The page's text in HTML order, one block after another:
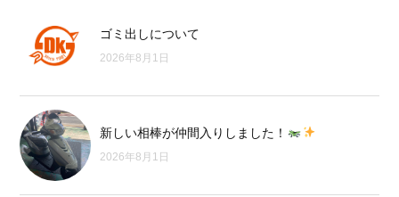
ゴミ出しについて
2026年8月1日
新しい相棒が仲間入りしました！
2026年8月1日